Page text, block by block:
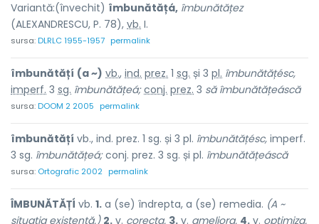
Variantă:(învechit) îmbunătățá, îmbunătățez
(ALEXANDRESCU, P. 78), vb. I.
sursa:DLRLC 1955-1957 permalink
îmbunătățí (a ~) vb., ind. prez. 1 sg. și 3 pl. îmbunătățésc,
imperf. 3 sg. îmbunătățeá; conj. prez. 3 să îmbunătățeáscă
sursa:DOOM 2 2005 permalink
îmbunătățí vb., ind. prez. 1 sg. și 3 pl. îmbunătățésc, imperf.
3 sg. îmbunătățeá;conj. prez. 3 sg. și pl. îmbunătățeáscă
sursa: Ortografic 2002 permalink
ÎMBUNĂTĂȚÍ vb. 1. a (se) îndrepta, a (se) remedia. (A ~
situația existentă.) 2. v. corecta. 3. v. ameliora. 4. v. optimiza.